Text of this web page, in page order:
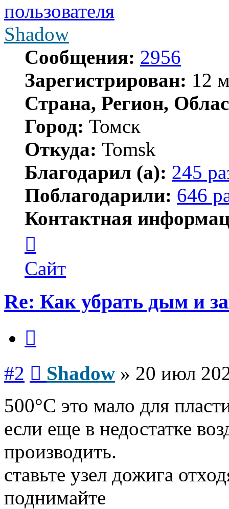
Shadow
Сообщения: 2956
Зарегистрирован: 12
Страна, Регион,
Город: Томск
Откуда: Tomsk
Благодарил (а): 245
Поблагодарили: 646
Контактная
пользователя
Shadow
Сайт
Re: Как убрать дым и
#2 Shadow » 20 июл
500°C это мало для
если еще в недостатке
производить.
ставьте узел дожига
поднимайте